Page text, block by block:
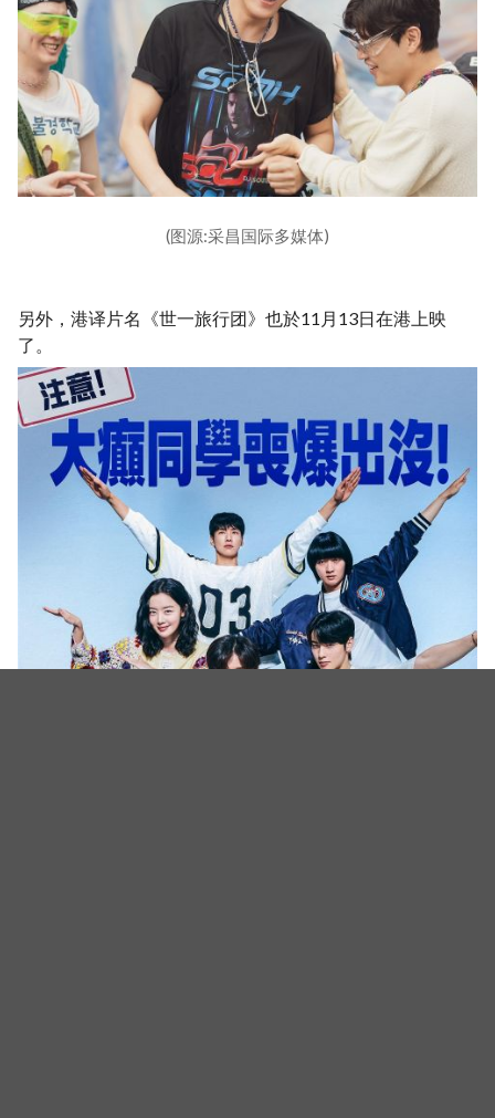
(图源:采昌国际多媒体)
另外，港译片名《世一旅行团》也於11月13日在港上映
了。